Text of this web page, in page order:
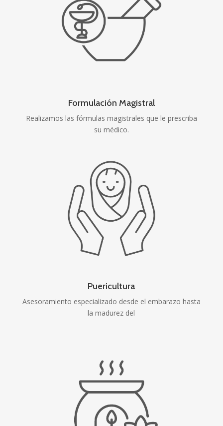
Formulación Magistral
Realizamos las fórmulas magistrales que le prescriba
su médico.
Puericultura
Asesoramiento especializado desde el embarazo hasta
la madurez del